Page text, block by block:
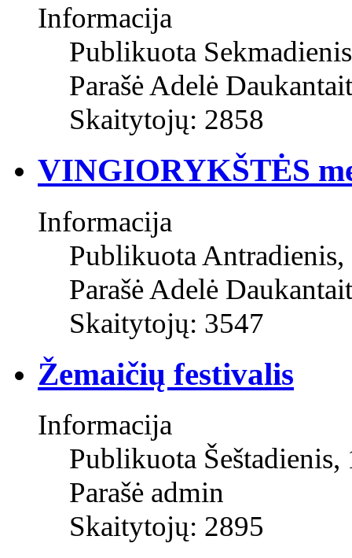
Informacija
Publikuota
Parašė Adelė
Skaitytojų: 2858
VINGIORYKŠTĖS
Informacija
Publikuota
Parašė Adelė
Skaitytojų: 3547
Žemaičių festivalis
Informacija
Publikuota
Parašė admin
Skaitytojų: 2895